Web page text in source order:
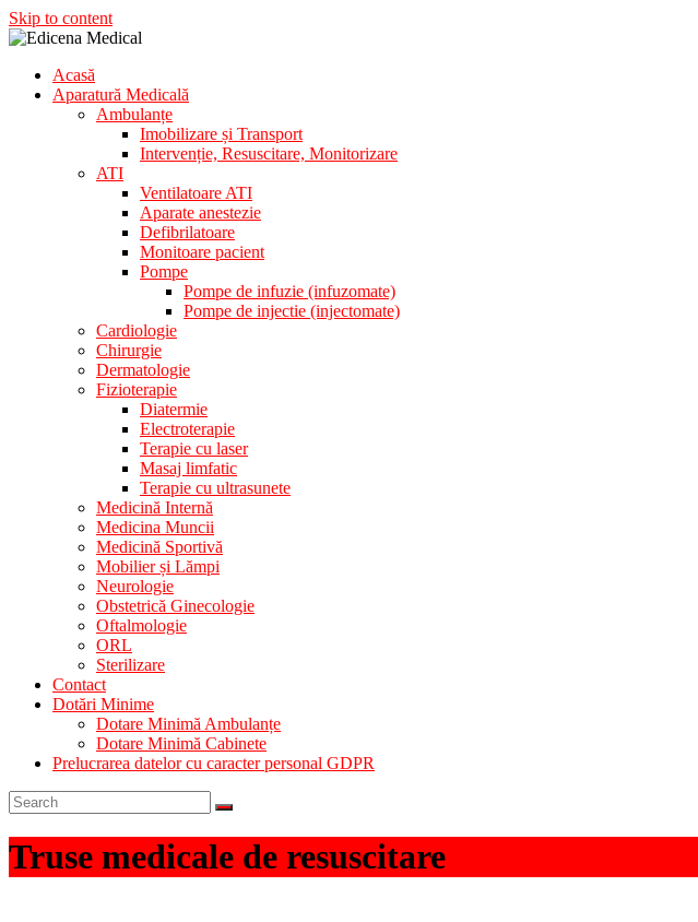
Skip to content
Edicena Medical
Aparatura Medicala
Acasă
Aparatură Medicală
Ambulanțe
Imobilizare și Transport
Intervenție, Resuscitare, Monitorizare
ATI
Ventilatoare ATI
Aparate anestezie
Defibrilatoare
Monitoare pacient
Pompe
Pompe de infuzie (infuzomate)
Pompe de injectie (injectomate)
Cardiologie
Chirurgie
Dermatologie
Fizioterapie
Diatermie
Electroterapie
Terapie cu laser
Masaj limfatic
Terapie cu ultrasunete
Medicină Internă
Medicina Muncii
Medicină Sportivă
Mobilier și Lămpi
Neurologie
Obstetrică Ginecologie
Oftalmologie
ORL
Sterilizare
Contact
Dotări Minime
Dotare Minimă Ambulanțe
Dotare Minimă Cabinete
Prelucrarea datelor cu caracter personal GDPR
Truse medicale de resuscitare